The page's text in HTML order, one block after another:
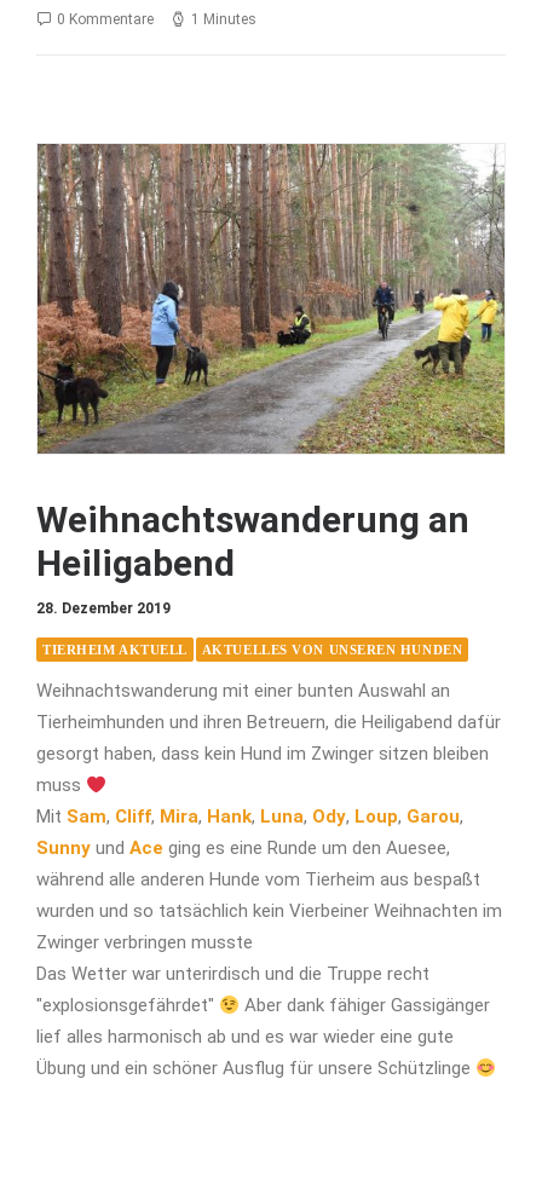
0 Kommentare 1 Minutes
Weihnachtswanderung an
Heiligabend
28. Dezember 2019
TIERHEIM AKTUELL AKTUELLES VON UNSEREN HUNDEN
Weihnachtswanderung mit einer bunten Auswahl an
Tierheimhunden und ihren Betreuern, die Heiligabend dafür
gesorgt haben, dass kein Hund im Zwinger sitzen bleiben
muss
Mit Sam, Cliff, Mira, Hank, Luna, Ody, Loup, Garou,
Sunny und Ace ging es eine Runde um den Auesee,
während alle anderen Hunde vom Tierheim aus bespaßt
wurden und so tatsächlich kein Vierbeiner Weihnachten im
Zwinger verbringen musste
Das Wetter war unterirdisch und die Truppe recht
"explosionsgefährdet"
Aber dank fähiger Gassigänger
lief alles harmonisch ab und es war wieder eine gute
Übung und ein schöner Ausflug für unsere Schützlinge